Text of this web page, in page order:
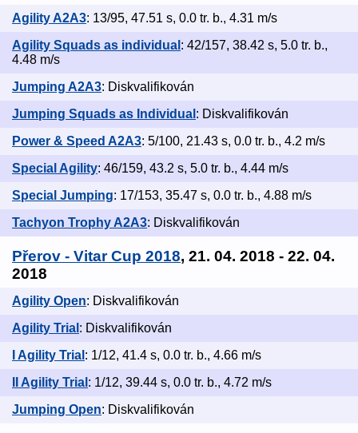
Agility A2A3: 13/95, 47.51 s, 0.0 tr. b., 4.31 m/s
Agility Squads as individual : 42/157, 38.42 s, 5.0 tr. b.,
4.48 m/s
Jumping A2A3: Diskvalifikován
Jumping Squads as Individual : Diskvalifikován
Power & Speed A2A3: 5/100, 21.43 s, 0.0 tr. b., 4.2 m/s
Special Agility: 46/159, 43.2 s, 5.0 tr. b., 4.44 m/s
Special Jumping: 17/153, 35.47 s, 0.0 tr. b., 4.88 m/s
Tachyon Trophy A2A3: Diskvalifikován
Přerov - Vitar Cup 2018, 21. 04. 2018 - 22. 04.
2018
Agility Open: Diskvalifikován
Agility Trial : Diskvalifikován
I Agility Trial : 1/12, 41.4 s, 0.0 tr. b., 4.66 m/s
II Agility Trial : 1/12, 39.44 s, 0.0 tr. b., 4.72 m/s
Jumping Open: Diskvalifikován